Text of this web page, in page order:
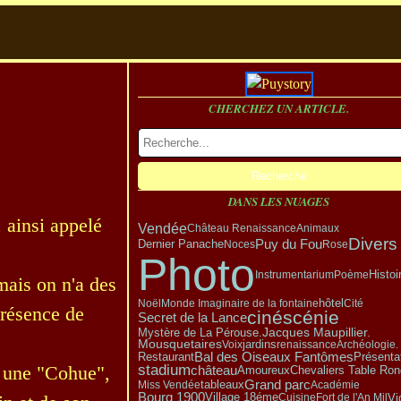
appelé
on n'a des
de
"Cohue",
CHERCHEZ UN ARTICLE.
DANS LES NUAGES
VendéeChâteau RenaissanceAnimaux
Dernier PanacheNocesPuy du FouRoseDivers
Photo InstrumentariumPoème
NoëlMonde Imaginaire de la fontaine hôtel Cité
Secret de la Lancecinéscénie
Mystère de La Pérouse.Jacques Maupillier.
MousquetairesVoixjardinsrenaissanceArchéologie.
RestaurantBal des Oiseaux Fantômes
stadiumchâteauAmoureuxChevaliers Table
Miss VendéetableauxGrand parcAcadémie
Bourg 1900Village 18émeCuisine Fort de l'An Mil